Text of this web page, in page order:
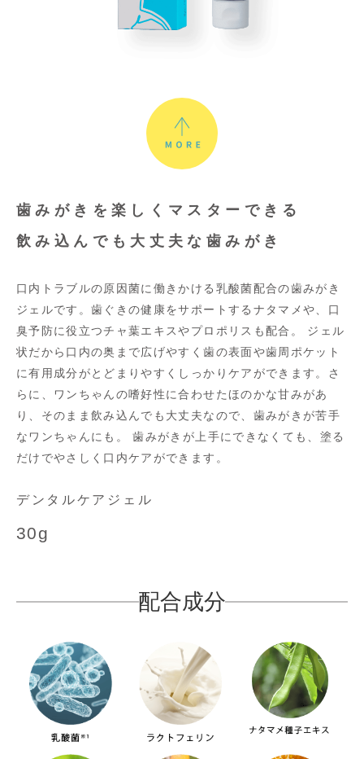
歯みがきを楽しくマスターできる
飲み込んでも大丈夫な歯みがき
口内トラブルの原因菌に働きかける乳酸菌配合の歯みがき
ジェルです。歯ぐきの健康をサポートするナタマメや、口
臭予防に役立つチャ葉エキスやプロポリスも配合。 ジェル
状だから口内の奥まで広げやすく歯の表面や歯周ポケット
に有用成分がとどまりやすくしっかりケアができます。さ
らに、ワンちゃんの嗜好性に合わせたほのかな甘みがあ
り、そのまま飲み込んでも大丈夫なので、歯みがきが苦手
なワンちゃんにも。 歯みがきが上手にできなくても、塗る
だけでやさしく口内ケアができます。
デンタルケアジェル
30g
配合成分